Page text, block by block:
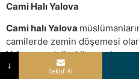
Cami Halı Yalova
Cami halı Yalova
camilerde zemin döşemesi
Yalovamodelleri ile cami ve
görünüm sağlanır hem de
↓
Teklif Al